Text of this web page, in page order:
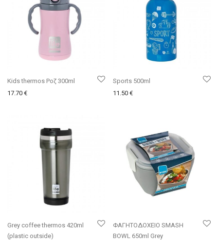
Kids thermos Ροζ 300ml
17.70 €
Sports 500ml
11.50 €
Grey coffee thermos 420ml
(plastic outside)
ΦΑΓΗΤΟΔΟΧΕΙΟ SMASH
BOWL 650ml Grey